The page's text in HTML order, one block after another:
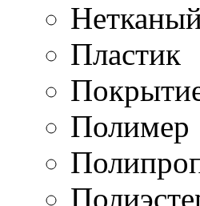
Пластик
Полимер